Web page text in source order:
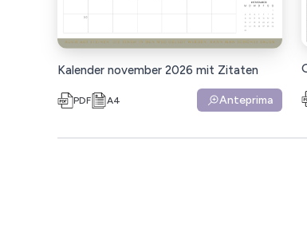
Kalender november 2026 mit Zitaten
PDF A4 Anteprima